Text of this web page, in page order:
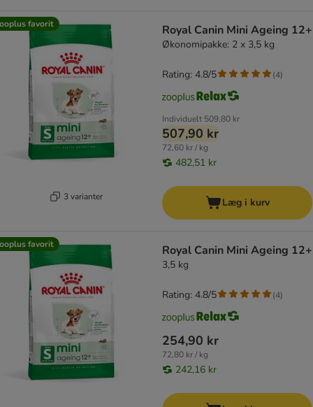
favorit
3 varianter
Royal Canin Mini Ageing 12+
Økonomipakke: 2 x 3,5 kg
Individuelt 509,80 kr
507,90 kr
72,60 kr / kg
482,51 kr
Rating: 4.8/5 (4)
Læg i kurv
favorit Royal Canin Mini Ageing 12+
3,5 kg
254,90 kr
72,80 kr / kg
242,16 kr
Rating: 4.8/5 (4)